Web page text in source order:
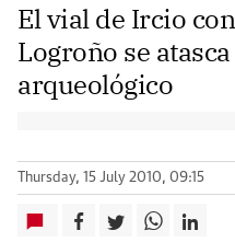
El vial de Ircio
Logroño se
arqueológico
Thursday, 15 July 2010, 09:15